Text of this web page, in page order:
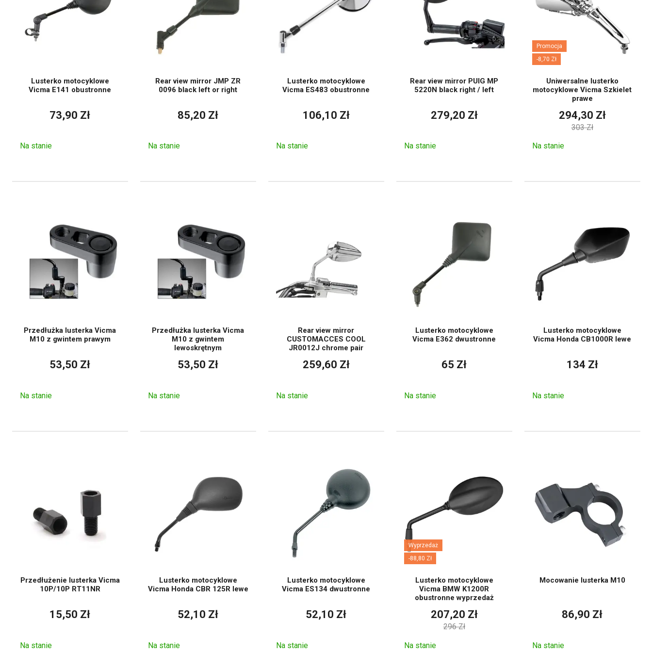
Porównując lusterka motocyklowe uniwersalne z modelowymi, zalecamy zwrócić uwagę nie tylko na cenę, ale także na
przeznaczenie. Motocykle typu naked, skutery, motocykle turystyczne, choppery, a także motocykle sportowe mają różne
wymagania dotyczące wysokości ramienia, szerokości pola widzenia i wyglądu. Jeśli kierowca wymienia
jednocześnie kierownicę i akcesoria
, należy również sprawdzić przestrzeń montażową, odległość od uchwytów oraz
możliwość zetknięcia się z osłoną lub owiewką.
Lewe lusterkonależy dobrać zgodnie z rodzajem mocowania i położeniem na kierownicy lub owiewce.
Akcesoria pomagają w przedłużeniu, skróceniu gwintu lub zapewnieniu bardziej stabilnego montażu.
Rodzaj lusterek Odpowiednie zastosowanie Na co należy zwrócić uwagę
Typowa wymiana w różnych
motocyklach i skuterach.
Szerokie zastosowanie i łatwy
dobór w zależności od gwintu.
Konieczna jest kontrola
kompatybilności i kierunku
Lepsze dopasowanie do
Modyfikacje typu custom,
motocykle typu naked, choppery
Wyrazisty wygląd i możliwość
dopasowania motocykla.
Powierzchnia lusterka musi
Zestawy
Wymiana obu stron
Jednolity wygląd i identyczne
zarówno lewej, jak i prawej
dlaczego jest ważna
Lusterko motocyklowe
Vicma E141 obustronne
73,90 Zł
Na stanie
Rear view mirror JMP ZR
0096 black left or right
85,20 Zł
Na stanie
Lusterko motocyklowe
Vicma ES483 obustronne
106,10 Zł
Na stanie
Rear view mirror PUIG MP
5220N black right / left
279,20 Zł
Na stanie
Promocja
-8,70 Zł
Uniwersalne lusterko
motocyklowe Vicma Szkielet
prawe
294,30 Zł
303 Zł
Na stanie
Przedłużka lusterka Vicma
M10 z gwintem prawym
53,50 Zł
Na stanie
Przedłużka lusterka Vicma
M10 z gwintem
lewoskrętnym
53,50 Zł
Na stanie
Rear view mirror
CUSTOMACCES COOL
JR0012J chrome pair
259,60 Zł
Na stanie
Lusterko motocyklowe
Vicma E362 dwustronne
65 Zł
Na stanie
Lusterko motocyklowe
Vicma Honda CB1000R lewe
134 Zł
Na stanie
Przedłużenie lusterka Vicma
10P/10P RT11NR
15,50 Zł
Na stanie
Lusterko motocyklowe
Vicma Honda CBR 125R lewe
52,10 Zł
Na stanie
Lusterko motocyklowe
Vicma ES134 dwustronne
52,10 Zł
Na stanie
Wyprzedaż
-88,80 Zł
Lusterko motocyklowe
Vicma BMW K1200R
obustronne wyprzedaż
207,20 Zł
296 Zł
Na stanie
Mocowanie lusterka M10
86,90 Zł
Na stanie